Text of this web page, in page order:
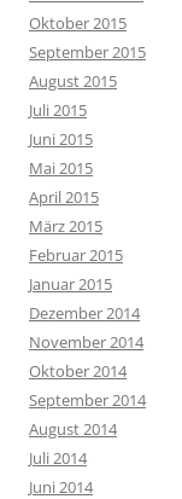
Oktober 2015
September 2015
August 2015
Juli 2015
Juni 2015
Mai 2015
April 2015
März 2015
Februar 2015
Januar 2015
Dezember 2014
November 2014
Oktober 2014
September 2014
August 2014
Juli 2014
Juni 2014